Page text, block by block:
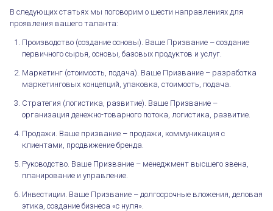
В следующих статьях мы поговорим о шести направлениях для
проявления вашего таланта:
Производство (создание основы). Ваше Призвание – создание
первичного сырья, основы, базовых продуктов и услуг.
Маркетинг (стоимость, подача). Ваше Призвание – разработка
маркетинговых концепций, упаковка, стоимость, подача.
Стратегия (логистика, развитие). Ваше Призвание –
организация денежно-товарного потока, логистика, развитие.
Продажи. Ваше призвание – продажи, коммуникация c
клиентами, продвижение бренда.
Руководство. Ваше Призвание – менеджмент высшего звена,
планирование и управление.
Инвестиции. Ваше Призвание – долгосрочные вложения, деловая
этика, создание бизнеса «с нуля».